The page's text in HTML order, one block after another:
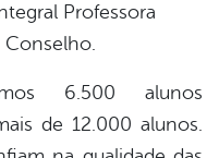
Professora
Conselho.
6.500 alunos
de 12.000 alunos.